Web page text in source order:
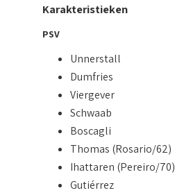
Karakteristieken
PSV
Unnerstall
Dumfries
Viergever
Schwaab
Boscagli
Thomas (Rosario/62)
Ihattaren (Pereiro/70)
Gutiérrez